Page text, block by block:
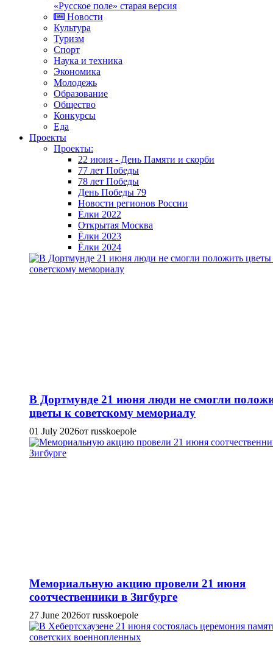
«Русское поле» старая версия
Новости
Культура
Туризм
Спорт
Наука и техника
Экономика
Молодежь
Образование
Общество
Конкурсы
Еда
Проекты
Проекты:
22 июня - День Памяти и скорби
77 лет Победы
78 лет Победы
День Победы 79
Новости регионов России
Ёлки 2022
Открытая Москва
Ёлки 2023
Ёлки 2024
В Дортмунде 21 июня люди не смогли
цветы к советскому мемориалу
01 July 2026от russkoepole
Мемориальную акцию провели 21 июня
соотчественники в Зигбурге
27 June 2026от russkoepole